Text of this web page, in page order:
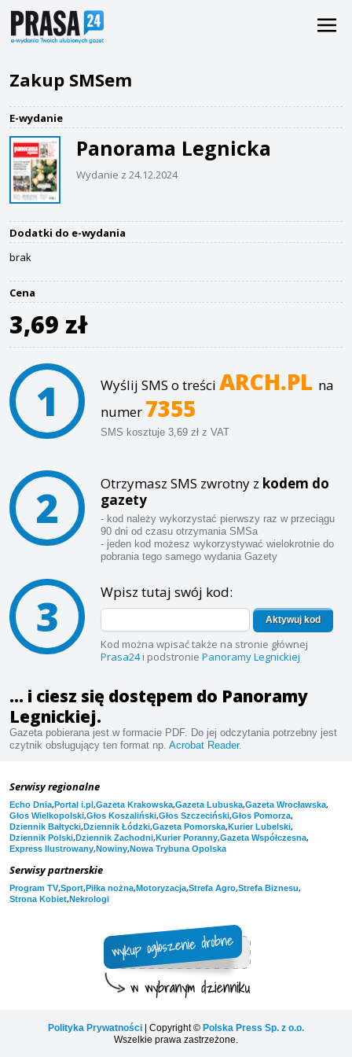
Zakup SMSem
E-wydanie
Panorama Legnicka
Wydanie z 24.12.2024
Dodatki do e-wydania
brak
Cena
3,69 zł
1 Wyślij SMS o treści ARCH.PL na
numer 7355
SMS kosztuje 3,69 zł z VAT
2 Otrzymasz SMS zwrotny z kodem do
gazety
- kod należy wykorzystać pierwszy raz w przeciągu
90 dni od czasu otrzymania SMSa
- jeden kod możesz wykorzystywać wielokrotnie do
pobrania tego samego wydania Gazety
3 Wpisz tutaj swój kod:
Aktywuj kod
Kod można wpisać także na stronie głównej
Prasa24i podstronie Panoramy Legnickiej
... i ciesz się dostępem do Panoramy
Legnickiej.
Gazeta pobierana jest w formacie PDF. Do jej odczytania potrzebny jest
czytnik obsługujący ten format np. Acrobat Reader.
Serwisy regionalne
Echo Dnia,Portal i.pl,Gazeta Krakowska,Gazeta Lubuska,Gazeta Wrocławska,
Głos Wielkopolski,Głos Koszaliński,Głos Szczeciński,Głos Pomorza,
Dziennik Bałtycki,Dziennik Łódzki,Gazeta Pomorska,Kurier Lubelski,
Dziennik Polski,Dziennik Zachodni,Kurier Poranny,Gazeta Współczesna,
Express Ilustrowany,Nowiny,Nowa Trybuna Opolska
Serwisy partnerskie
Program TV,Sport,Piłka nożna,Motoryzacja,Strefa Agro,Strefa Biznesu,
Strona Kobiet,Nekrologi
Polityka Prywatności | Copyright © Polska Press Sp. z o.o.
Wszelkie prawa zastrzeżone.